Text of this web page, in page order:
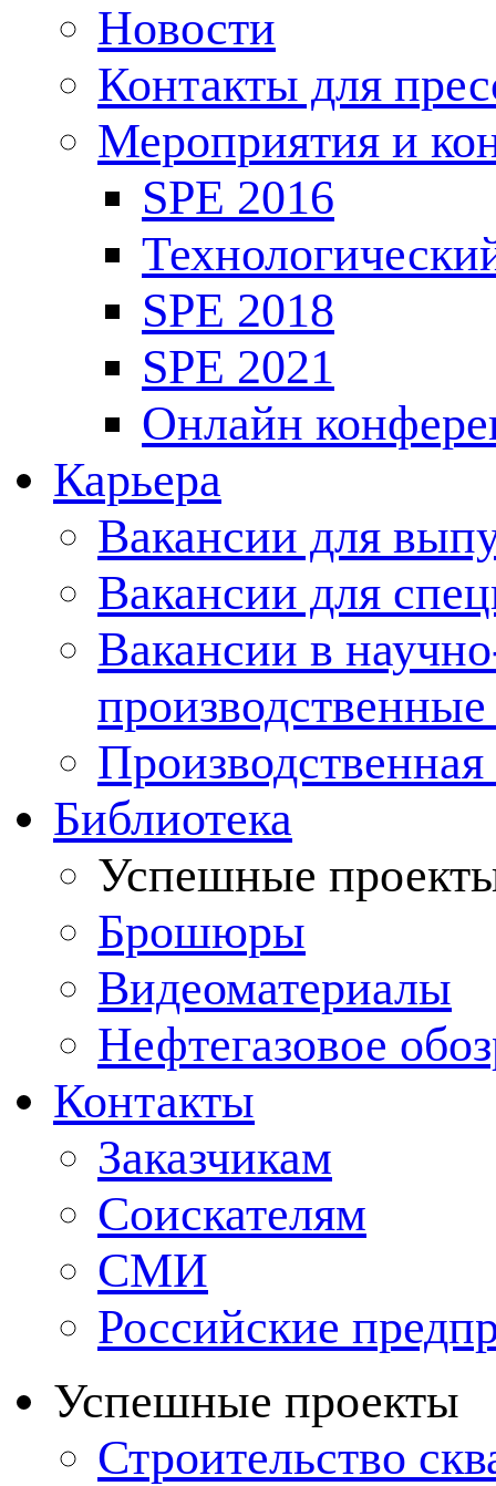
Новости
Контакты для
Мероприятия и
SPE 2016
SPE 2018
SPE 2021
Онлайн
Карьера
Вакансии для
Вакансии для
Вакансии в
Производственная
Библиотека
Успешные
Брошюры
Видеоматериалы
Нефтегазовое
Контакты
Заказчикам
Соискателям
СМИ
Российские
Успешные проекты
Строительство